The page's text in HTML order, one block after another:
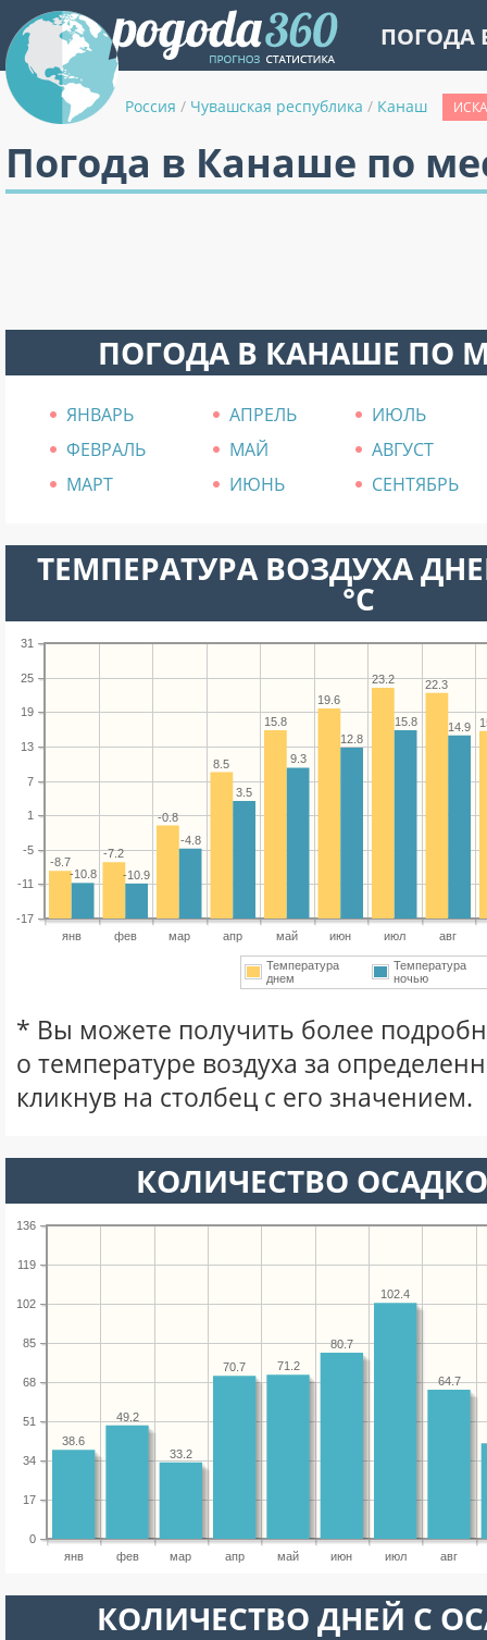
ПОГОДА
Россия / Чувашская республика / Канаш
Погода в Канаше по
ПОГОДА В КАНАШЕ ПО
ЯНВАРЬ АПРЕЛЬ
ИЮЛЬ
ФЕВРАЛЬ
МАЙ
АВГУСТ
МАРТ
ИЮНЬ СЕНТЯБРЬ
ТЕМПЕРАТУРА ВОЗДУХА
°C
янв фев мар апр май июн июл авг
-17
-11
-5
1
7
13
19
25
31
22.3
23.2
19.6
15.8
8.5
-0.8
-7.2
-8.7
14.9
15.8
12.8
9.3
3.5
-4.8
-10.9
-10.8
Температура
днем
Температура
ночью
* Вы можете получить более
о температуре воздуха за
кликнув на столбец с его значением.
КОЛИЧЕСТВО
янв фев мар апр май июн июл авг
0
17
34
51
68
85
102
119
136
64.7
102.4
80.7
71.2
70.7
33.2
49.2
38.6
КОЛИЧЕСТВО ДНЕЙ С